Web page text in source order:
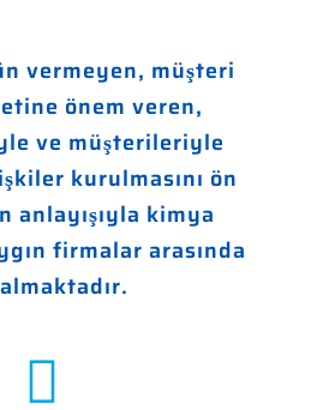
vermeyen, müşteri
önem veren,
ve müşterileriyle
kurulmasını ön
anlayışıyla kimya
firmalar arasında